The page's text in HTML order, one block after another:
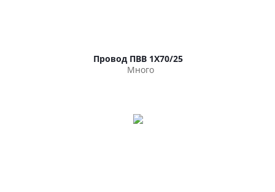
Провод ПВВ 1Х70/25
Много